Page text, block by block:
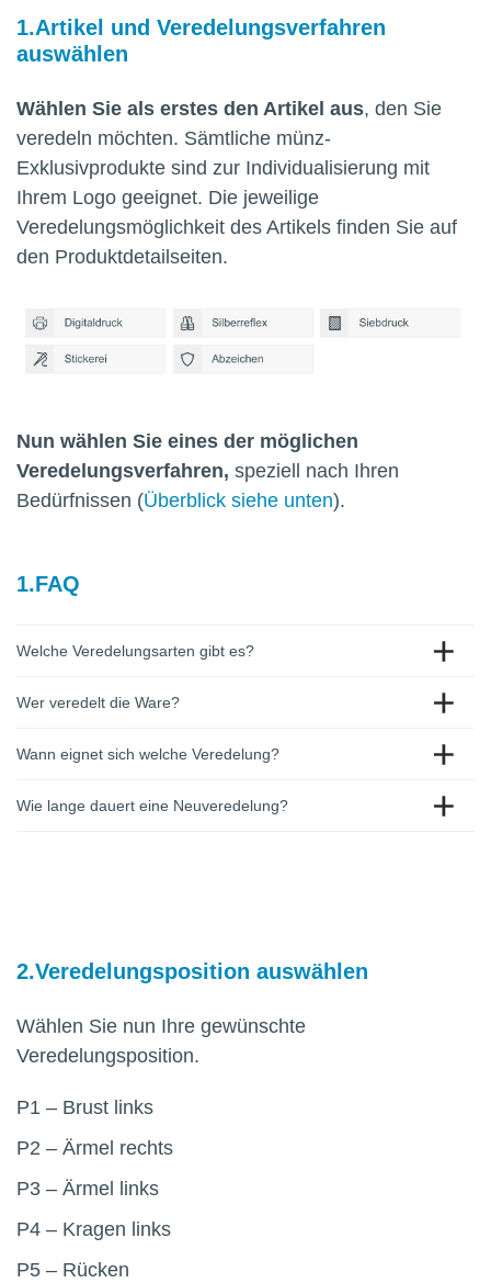
Artikel und Veredelungsverfahren
auswählen
Wählen Sie als erstes den Artikel aus, den Sie
veredeln möchten. Sämtliche münz-
Exklusivprodukte sind zur Individualisierung mit
Ihrem Logo geeignet. Die jeweilige
Veredelungsmöglichkeit des Artikels finden Sie auf
den Produktdetailseiten.
Nun wählen Sie eines der möglichen
Veredelungsverfahren, speziell nach Ihren
Bedürfnissen (Überblick siehe unten).
FAQ
Welche Veredelungsarten gibt es?
Wer veredelt die Ware?
Wann eignet sich welche Veredelung?
Wie lange dauert eine Neuveredelung?
Veredelungsposition auswählen
Wählen Sie nun Ihre gewünschte
Veredelungsposition.
P1 – Brust links
P2 – Ärmel rechts
P3 – Ärmel links
P4 – Kragen links
P5 – Rücken